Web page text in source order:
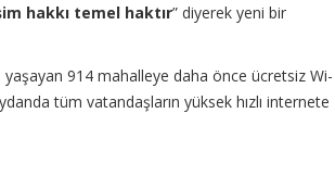
hakkı temel haktır” diyerek yeni bir
914 mahalleye daha önce ücretsiz Wi-
tüm vatandaşların yüksek hızlı internete